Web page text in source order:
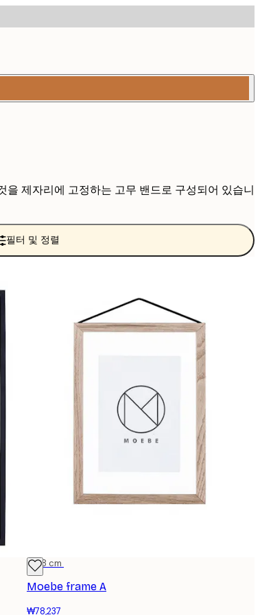
제자리에 고정하는 고무 밴드로 구성되어 있습니
필터 및 정렬
13x18 cm
Moebe frame A
₩78,237